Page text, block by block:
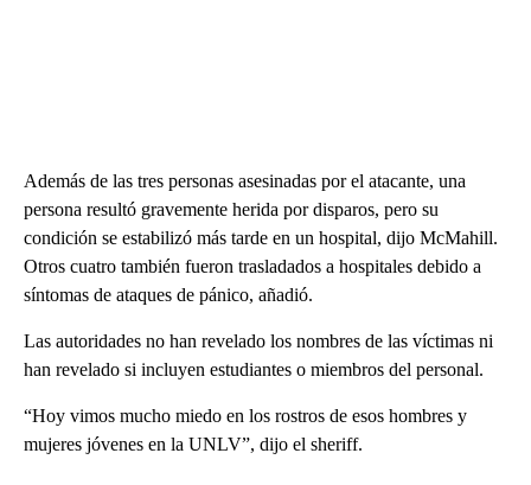
Además de las tres personas asesinadas por el atacante, una
persona resultó gravemente herida por disparos, pero su
condición se estabilizó más tarde en un hospital, dijo McMahill.
Otros cuatro también fueron trasladados a hospitales debido a
síntomas de ataques de pánico, añadió.
Las autoridades no han revelado los nombres de las víctimas ni
han revelado si incluyen estudiantes o miembros del personal.
“Hoy vimos mucho miedo en los rostros de esos hombres y
mujeres jóvenes en la UNLV”, dijo el sheriff.